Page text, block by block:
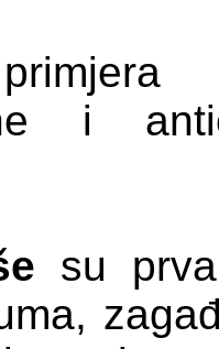
i
su